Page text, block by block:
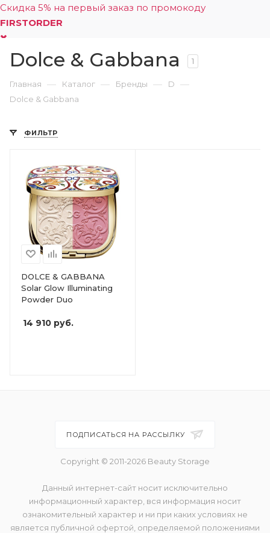
Скидка 5% на первый заказ по промокоду
FIRSTORDER
Dolce & Gabbana 1
Главная — Каталог — Бренды — D —
Dolce & Gabbana
ФИЛЬТР
DOLCE & GABBANA
Solar Glow Illuminating
Powder Duo
14 910 руб.
ПОДПИСАТЬСЯ НА РАССЫЛКУ
Copyright © 2011-2026 Beauty Storage
Данный интернет-сайт носит исключительно
информационный характер, вся информация носит
ознакомительный характер и ни при каких условиях не
является публичной офертой, определяемой положениями